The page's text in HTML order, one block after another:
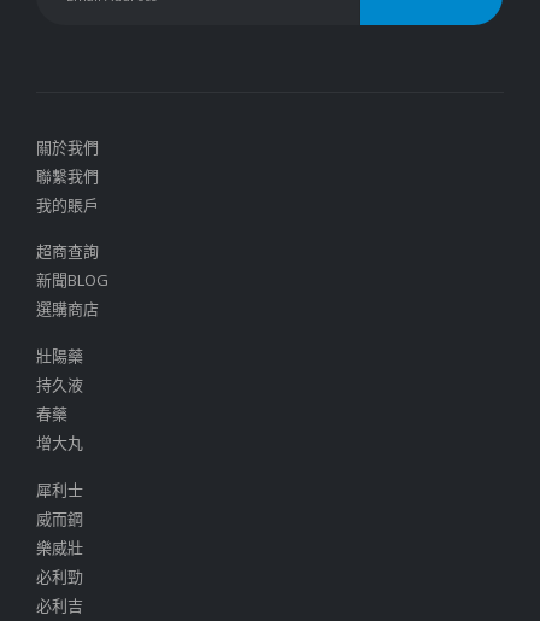
關於我們
聯繫我們
我的賬戶
超商查詢
新聞BLOG
選購商店
壯陽藥
持久液
春藥
增大丸
犀利士
威而鋼
樂威壯
必利勁
必利吉